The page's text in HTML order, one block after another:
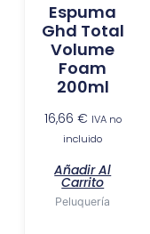
Espuma
Ghd Total
Volume
Foam
200ml
16,66 € IVA no
incluido
Añadir Al
Carrito
Peluquería